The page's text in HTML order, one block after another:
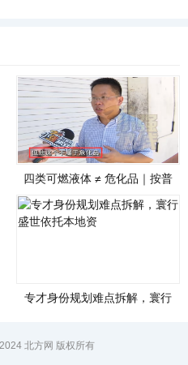
四类可燃液体 ≠ 危化品｜按普
专才身份规划难点拆解，寰行
北方网 版权所有